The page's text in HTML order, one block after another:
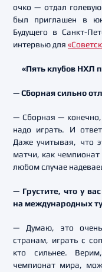
очко — отдал
был приглашен в
Будущего в Санкт-
интервью для
«Пять клубов НХЛ
— Сборная сильно
— Сборная — конечно,
надо играть. И
Даже учитывая, что
матчи, как
любом случае
— Грустите, что у
на международных
— Думаю, это
странам, играть с
кто сильнее.
чемпионат мира,